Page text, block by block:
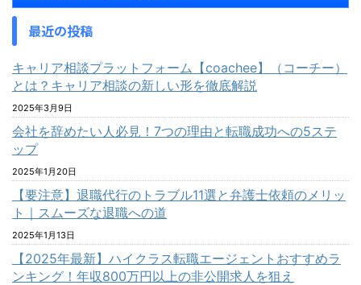
最近の投稿
キャリア相談プラットフォーム【coachee】（コーチー）
とは？キャリア相談の新しい形を徹底解説
2025年3月9日
会社を辞めたい人必見！7つの理由と転職成功への5ステ
ップ
2025年1月20日
【要注意】退職代行のトラブル11選と弁護士依頼のメリッ
ト｜スムーズな退職への道
2025年1月13日
【2025年最新】ハイクラス転職エージェントおすすめラ
ンキング！年収800万円以上の非公開求人を狙え